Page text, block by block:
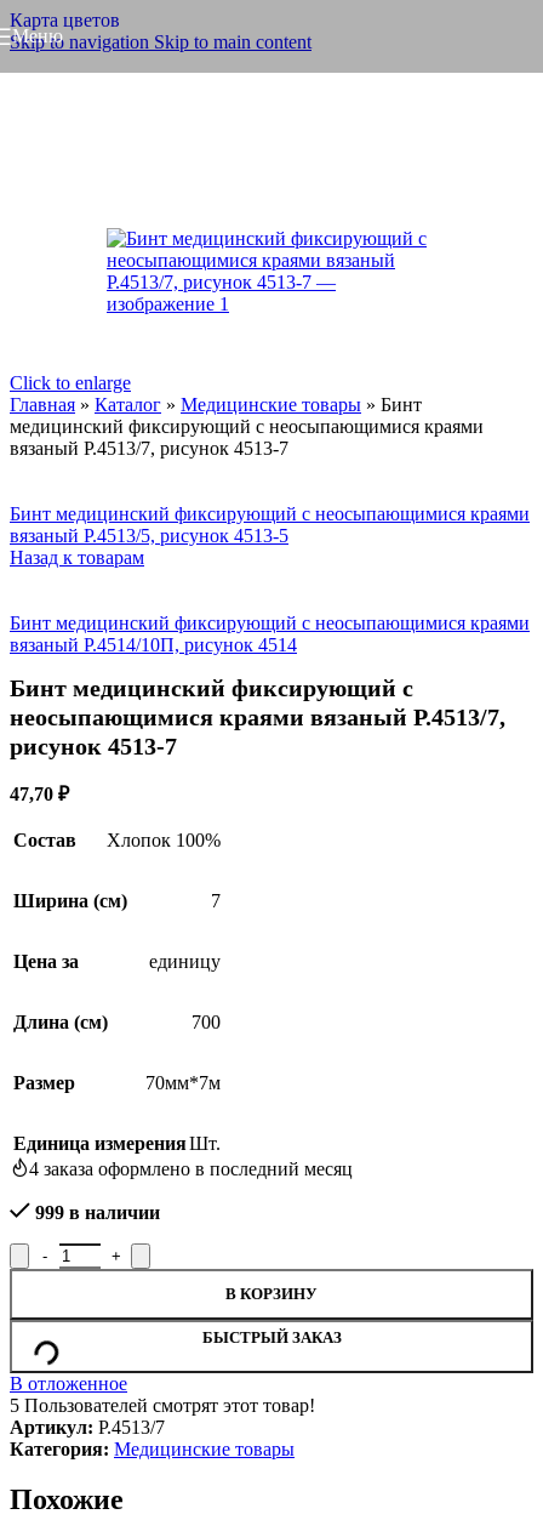
Карта цветов
Skip to navigation Skip to main content
Меню
Click to enlarge
Главная » Каталог » Медицинские товары » Бинт
медицинский фиксирующий с неосыпающимися краями
вязаный Р.4513/7, рисунок 4513-7
Бинт медицинский фиксирующий с неосыпающимися краями
вязаный Р.4513/5, рисунок 4513-5
Назад к товарам
Бинт медицинский фиксирующий с неосыпающимися краями
вязаный Р.4514/10П, рисунок 4514
Бинт медицинский фиксирующий с
неосыпающимися краями вязаный Р.4513/7,
рисунок 4513-7
47,70 ₽
Состав Хлопок 100%
Ширина (см) 7
Цена за единицу
Длина (см) 700
Размер 70мм*7м
Единица измеренияШт.
4 заказа оформлено в последний месяц
999 в наличии
Количество товара Бинт медицинский фиксирующий с
В КОРЗИНУ
БЫСТРЫЙ ЗАКАЗ
В отложенное
5 Пользователей смотрят этот товар!
Артикул: Р.4513/7
Категория: Медицинские товары
Похожие